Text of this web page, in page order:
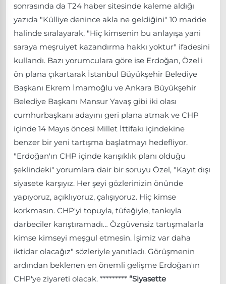
sonrasında da T24 haber sitesinde kaleme aldığı
yazıda "Külliye denince akla ne geldiğini" 10 madde
halinde sıralayarak, "Hiç kimsenin bu anlayışa yani
saraya meşruiyet kazandırma hakkı yoktur" ifadesini
kullandı. Bazı yorumculara göre ise Erdoğan, Özel'i
ön plana çıkartarak İstanbul Büyükşehir Belediye
Başkanı Ekrem İmamoğlu ve Ankara Büyükşehir
Belediye Başkanı Mansur Yavaş gibi iki olası
cumhurbaşkanı adayını geri plana atmak ve CHP
içinde 14 Mayıs öncesi Millet İttifakı içindekine
benzer bir yeni tartışma başlatmayı hedefliyor.
"Erdoğan'ın CHP içinde karışıklık planı olduğu
şeklindeki" yorumlara dair bir soruyu Özel, "Kayıt dışı
siyasete karşıyız. Her şeyi gözlerinizin önünde
yapıyoruz, açıklıyoruz, çalışıyoruz. Hiç kimse
korkmasın. CHP'yi topuyla, tüfeğiyle, tankıyla
darbeciler karıştıramadı… Özgüvensiz tartışmalarla
kimse kimseyi meşgul etmesin. İşimiz var daha
iktidar olacağız" sözleriyle yanıtladı. Görüşmenin
ardından beklenen en önemli gelişme Erdoğan'ın
CHP'ye ziyareti olacak. ********* “Siyasette